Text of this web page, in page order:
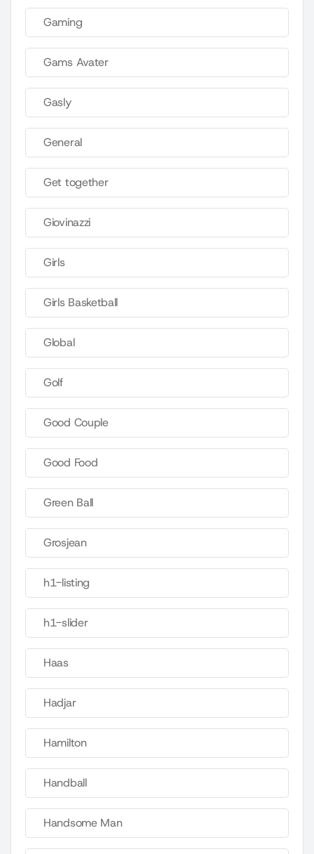
Gaming
Gams Avater
Gasly
General
Get together
Giovinazzi
Girls
Girls Basketball
Global
Golf
Good Couple
Good Food
Green Ball
Grosjean
h1-listing
h1-slider
Haas
Hadjar
Hamilton
Handball
Handsome Man